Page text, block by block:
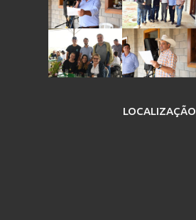
LOCALIZAÇÃO